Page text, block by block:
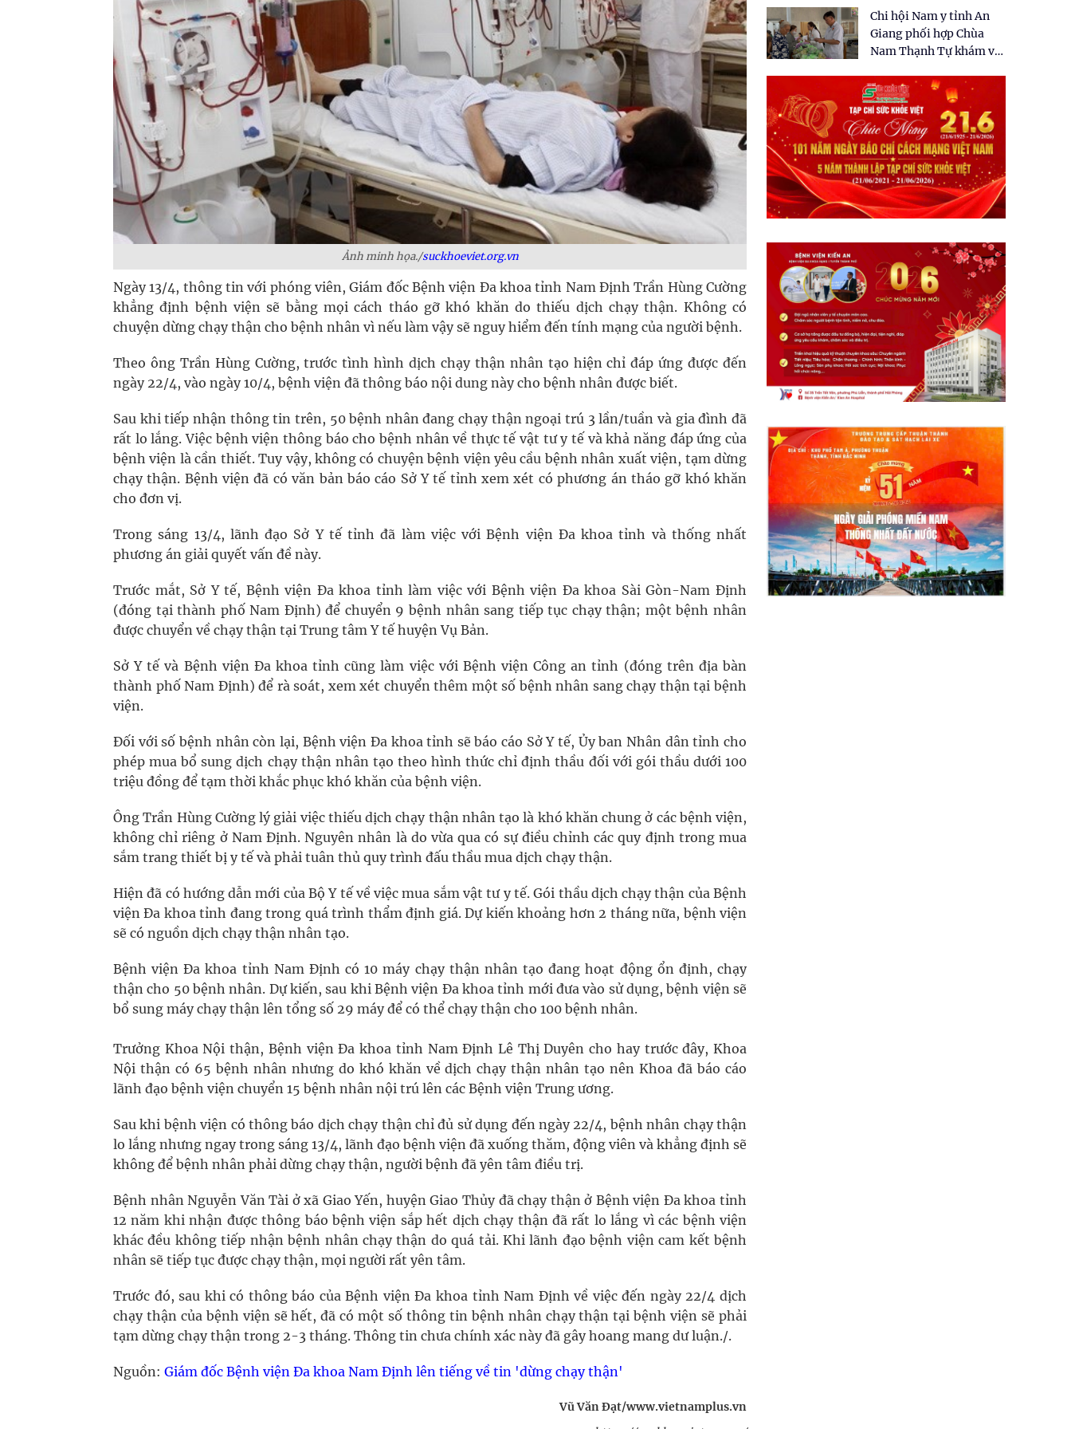
Ảnh minh họa./suckhoeviet.org.vn
Ngày 13/4, thông tin với phóng viên, Giám đốc Bệnh viện Đa khoa tỉnh Nam Định Trần Hùng Cường
khẳng định bệnh viện sẽ bằng mọi cách tháo gỡ khó khăn do thiếu dịch chạy thận. Không có
chuyện dừng chạy thận cho bệnh nhân vì nếu làm vậy sẽ nguy hiểm đến tính mạng của người bệnh.
Theo ông Trần Hùng Cường, trước tình hình dịch chạy thận nhân tạo hiện chỉ đáp ứng được đến
ngày 22/4, vào ngày 10/4, bệnh viện đã thông báo nội dung này cho bệnh nhân được biết.
Sau khi tiếp nhận thông tin trên, 50 bệnh nhân đang chạy thận ngoại trú 3 lần/tuần và gia đình đã
rất lo lắng. Việc bệnh viện thông báo cho bệnh nhân về thực tế vật tư y tế và khả năng đáp ứng của
bệnh viện là cần thiết. Tuy vậy, không có chuyện bệnh viện yêu cầu bệnh nhân xuất viện, tạm dừng
chạy thận. Bệnh viện đã có văn bản báo cáo Sở Y tế tỉnh xem xét có phương án tháo gỡ khó khăn
cho đơn vị.
Trong sáng 13/4, lãnh đạo Sở Y tế tỉnh đã làm việc với Bệnh viện Đa khoa tỉnh và thống nhất
phương án giải quyết vấn đề này.
Trước mắt, Sở Y tế, Bệnh viện Đa khoa tỉnh làm việc với Bệnh viện Đa khoa Sài Gòn-Nam Định
(đóng tại thành phố Nam Định) để chuyển 9 bệnh nhân sang tiếp tục chạy thận; một bệnh nhân
được chuyển về chạy thận tại Trung tâm Y tế huyện Vụ Bản.
Sở Y tế và Bệnh viện Đa khoa tỉnh cũng làm việc với Bệnh viện Công an tỉnh (đóng trên địa bàn
thành phố Nam Định) để rà soát, xem xét chuyển thêm một số bệnh nhân sang chạy thận tại bệnh
viện.
Đối với số bệnh nhân còn lại, Bệnh viện Đa khoa tỉnh sẽ báo cáo Sở Y tế, Ủy ban Nhân dân tỉnh cho
phép mua bổ sung dịch chạy thận nhân tạo theo hình thức chỉ định thầu đối với gói thầu dưới 100
triệu đồng để tạm thời khắc phục khó khăn của bệnh viện.
Ông Trần Hùng Cường lý giải việc thiếu dịch chạy thận nhân tạo là khó khăn chung ở các bệnh viện,
không chỉ riêng ở Nam Định. Nguyên nhân là do vừa qua có sự điều chỉnh các quy định trong mua
sắm trang thiết bị y tế và phải tuân thủ quy trình đấu thầu mua dịch chạy thận.
Hiện đã có hướng dẫn mới của Bộ Y tế về việc mua sắm vật tư y tế. Gói thầu dịch chạy thận của Bệnh
viện Đa khoa tỉnh đang trong quá trình thẩm định giá. Dự kiến khoảng hơn 2 tháng nữa, bệnh viện
sẽ có nguồn dịch chạy thận nhân tạo.
Bệnh viện Đa khoa tỉnh Nam Định có 10 máy chạy thận nhân tạo đang hoạt động ổn định, chạy
thận cho 50 bệnh nhân. Dự kiến, sau khi Bệnh viện Đa khoa tỉnh mới đưa vào sử dụng, bệnh viện sẽ
bổ sung máy chạy thận lên tổng số 29 máy để có thể chạy thận cho 100 bệnh nhân.
Trưởng Khoa Nội thận, Bệnh viện Đa khoa tỉnh Nam Định Lê Thị Duyên cho hay trước đây, Khoa
Nội thận có 65 bệnh nhân nhưng do khó khăn về dịch chạy thận nhân tạo nên Khoa đã báo cáo
lãnh đạo bệnh viện chuyển 15 bệnh nhân nội trú lên các Bệnh viện Trung ương.
Sau khi bệnh viện có thông báo dịch chạy thận chỉ đủ sử dụng đến ngày 22/4, bệnh nhân chạy thận
lo lắng nhưng ngay trong sáng 13/4, lãnh đạo bệnh viện đã xuống thăm, động viên và khẳng định sẽ
không để bệnh nhân phải dừng chạy thận, người bệnh đã yên tâm điều trị.
Bệnh nhân Nguyễn Văn Tài ở xã Giao Yến, huyện Giao Thủy đã chạy thận ở Bệnh viện Đa khoa tỉnh
12 năm khi nhận được thông báo bệnh viện sắp hết dịch chạy thận đã rất lo lắng vì các bệnh viện
khác đều không tiếp nhận bệnh nhân chạy thận do quá tải. Khi lãnh đạo bệnh viện cam kết bệnh
nhân sẽ tiếp tục được chạy thận, mọi người rất yên tâm.
Trước đó, sau khi có thông báo của Bệnh viện Đa khoa tỉnh Nam Định về việc đến ngày 22/4 dịch
chạy thận của bệnh viện sẽ hết, đã có một số thông tin bệnh nhân chạy thận tại bệnh viện sẽ phải
tạm dừng chạy thận trong 2-3 tháng. Thông tin chưa chính xác này đã gây hoang mang dư luận./.
Nguồn: Giám đốc Bệnh viện Đa khoa Nam Định lên tiếng về tin 'dừng chạy thận'
Vũ Văn Đạt/www.vietnamplus.vn
dân tại xã Tân Tập
Chi hội Nam y tỉnh An
Giang phối hợp Chùa
Nam Thạnh Tự khám và
nhân dân